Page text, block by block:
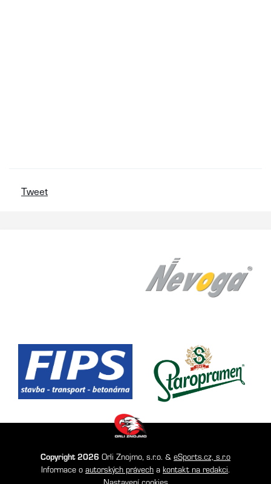
Tweet
Copyright 2026 Orli Znojmo, s.r.o. & eSports.cz, s.r.o
Informace o autorských právech a kontakt na redakci.